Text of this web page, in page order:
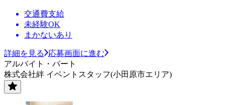
交通費支給
未経験OK
まかないあり
詳細を見る
応募画面に進む
アルバイト・パート
株式会社絆 イベントスタッフ(小田原市エリア)